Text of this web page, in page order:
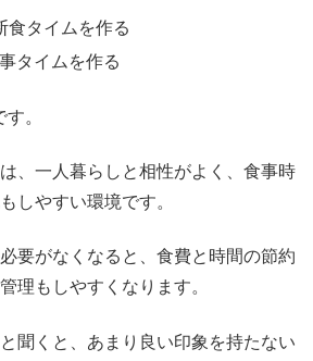
食タイムを作る
タイムを作る
。
、一人暮らしと相性がよく、食事時
しやすい環境です。
要がなくなると、食費と時間の節約
理もしやすくなります。
聞くと、あまり良い印象を持たない